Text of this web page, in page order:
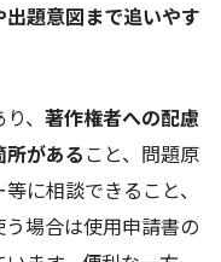
出題意図まで追いやす
、 著作権者への配慮
がある こと、問題原
に相談できること、
場合は使用申請書の